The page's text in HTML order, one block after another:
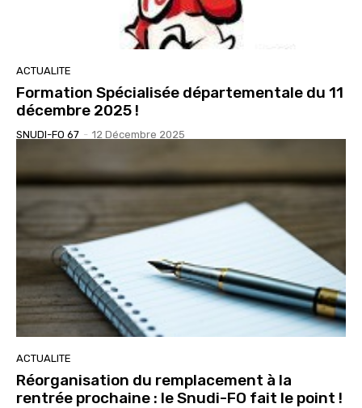
ACTUALITE
Formation Spécialisée départementale du 11
décembre 2025 !
SNUDI-FO 67 - 12 Décembre 2025
ACTUALITE
Réorganisation du remplacement à la
rentrée prochaine : le Snudi-FO fait le point !